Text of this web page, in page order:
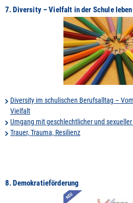
7. Diversity – Vielfalt in der Schule leben
Diversity im schulischen Berufsalltag –
Vielfalt
Umgang mit geschlechtlicher und
Trauer, Trauma, Resilienz
8. Demokratieförderung